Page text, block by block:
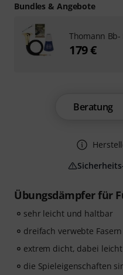
Übungsdämpfer für
sehr leicht und haltbar
dreifach verwebte Fasern
extrem dicht, dabei
die Spieleigenschaften
Beratung
Bundles & Angebote
Thomann Bb-
179 €